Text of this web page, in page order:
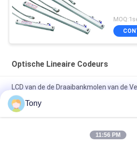
Optische Lineaire Codeurs
LCD van de de Draaibankmolen van de
Codeurs van Machine Optical Linear
0.1um de Optische Lineaire Codeurs
Tony
11:56 PM